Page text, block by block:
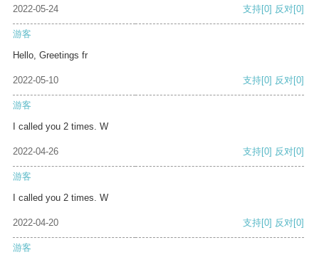
2022-05-24 支持[0] 反对[0]
游客
Hello, Greetings fr
2022-05-10 支持[0] 反对[0]
游客
I called you 2 times. W
2022-04-26 支持[0] 反对[0]
游客
I called you 2 times. W
2022-04-20 支持[0] 反对[0]
游客